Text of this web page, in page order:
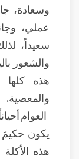
وسعادة،
عملي،
سعيداً،
والشعور
هذه
والمعصية.
العوام
يكون
هذه